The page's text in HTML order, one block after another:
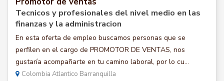
Tecnicos y profesionales del nivel medio en las
finanzas y la administracion
En esta oferta de empleo buscamos personas que se
perfilen en el cargo de PROMOTOR DE VENTAS, nos
gustaría acompañarte en tu camino laboral, por lo cu...
Colombia Atlantico Barranquilla